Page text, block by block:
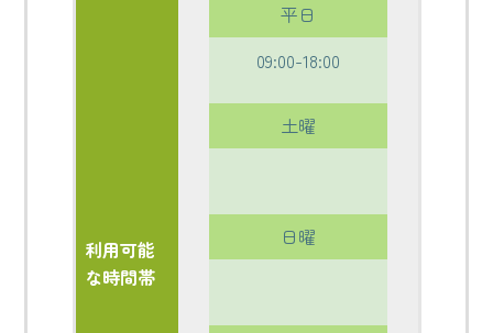
利用可能
な時間帯
平日
09:00-18:00
土曜
日曜